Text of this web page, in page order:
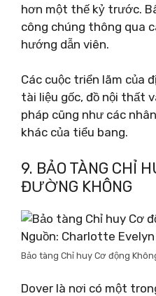
hơn một thế kỷ trước.
công chúng thông qua
hướng dẫn viên.
Các cuộc triển lãm của
tài liệu gốc, đồ nội thất
pháp cũng như các
khác của tiểu bang.
9. BẢO TÀNG CHỈ
ĐƯỜNG KHÔNG
Nguồn: Charlotte
Bảo tàng Chỉ huy Cơ động
Dover là nơi có một